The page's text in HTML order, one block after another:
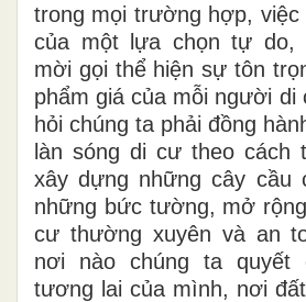
trong mọi trường hợp,
của một lựa chọn tự do,
mời gọi thể hiện sự tôn
phẩm giá của mỗi người di
hỏi chúng ta phải đồng
làn sóng di cư theo cách
xây dựng những cây cầu
những bức tường, mở
cư thường xuyên và an
nơi nào chúng ta quyết
tương lai của mình, nơi